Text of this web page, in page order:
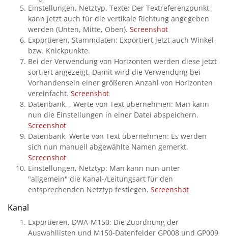
Einstellungen, Netztyp, Texte: Der Textreferenzpunkt
kann jetzt auch für die vertikale Richtung angegeben
werden (Unten, Mitte, Oben). Screenshot
Exportieren, Stammdaten: Exportiert jetzt auch Winkel-
bzw. Knickpunkte.
Bei der Verwendung von Horizonten werden diese jetzt
sortiert angezeigt. Damit wird die Verwendung bei
Vorhandensein einer größeren Anzahl von Horizonten
vereinfacht. Screenshot
Datenbank, , Werte von Text übernehmen: Man kann
nun die Einstellungen in einer Datei abspeichern.
Screenshot
Datenbank, Werte von Text übernehmen: Es werden
sich nun manuell abgewählte Namen gemerkt.
Screenshot
Einstellungen, Netztyp: Man kann nun unter
"allgemein" die Kanal-/Leitungsart für den
entsprechenden Netztyp festlegen. Screenshot
Kanal
Exportieren, DWA-M150: Die Zuordnung der
Auswahllisten und M150-Datenfelder GP008 und GP009